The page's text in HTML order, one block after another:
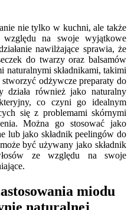
nie tylko w kuchni, ale także
na swoje wyjątkowe
nawilżające sprawia, że
do twarzy oraz balsamów
naturalnymi składnikami, takimi
odżywcze preparaty do
działa również jako naturalny
co czyni go idealnym
się z problemami skórnymi
Można go stosować jako
lub jako składnik peelingów do
być używany jako składnik
ze względu na swoje
miodu
naturalnej